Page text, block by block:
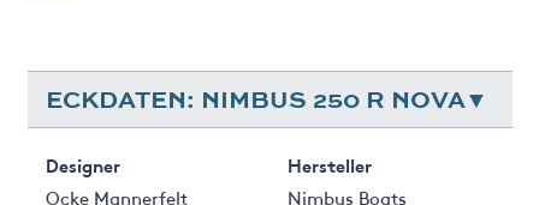
ECKDATEN: NIMBUS 250 R NOVA
Designer
Ocke Mannerfelt
Hersteller
Nimbus Boats